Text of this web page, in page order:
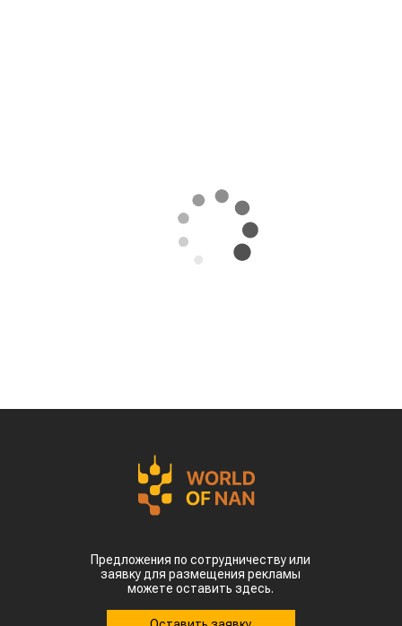
За первые пять месяцев этого года аграрии
Казахстана совершили масштабный прорыв
на мировом рынке зернобобовых, продав за
страны мира. Ключевым торговым партнером
остается Турция, которая увеличила закупки в
пять раз и импортировала 63,4 тыс. тонн.
Главной сенсацией отчетного периода стал
текущего года КНР выкупила сразу 14,2 тыс.
тонн казахстанской чечевицы.
Высокую динамику спроса показывают и другие